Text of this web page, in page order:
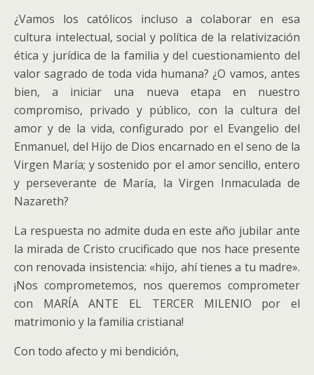
¿Vamos los católicos incluso a colaborar en esa
cultura intelectual, social y política de la relativización
ética y jurídica de la familia y del cuestionamiento del
valor sagrado de toda vida humana? ¿O vamos, antes
bien, a iniciar una nueva etapa en nuestro
compromiso, privado y público, con la cultura del
amor y de la vida, configurado por el Evangelio del
Enmanuel, del Hijo de Dios encarnado en el seno de la
Virgen María; y sostenido por el amor sencillo, entero
y perseverante de María, la Virgen Inmaculada de
Nazareth?
La respuesta no admite duda en este año jubilar ante
la mirada de Cristo crucificado que nos hace presente
con renovada insistencia: «hijo, ahí tienes a tu madre».
¡Nos comprometemos, nos queremos comprometer
con MARÍA ANTE EL TERCER MILENIO por el
matrimonio y la familia cristiana!
Con todo afecto y mi bendición,